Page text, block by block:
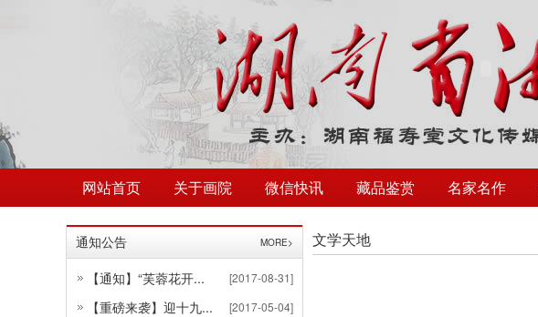
网站首页 关于画院 微信快讯 藏品鉴赏 名家名作
通知公告 MORE>
【通知】“芙蓉花开... [2017-08-31]
【重磅来袭】迎十九... [2017-05-04]
文学天地